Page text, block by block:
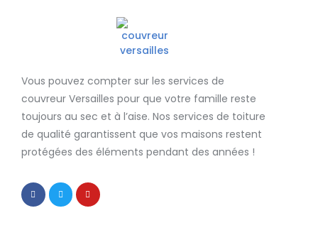
Vous pouvez compter sur les services de
couvreur Versailles pour que votre famille reste
toujours au sec et à l’aise. Nos services de toiture
de qualité garantissent que vos maisons restent
protégées des éléments pendant des années !